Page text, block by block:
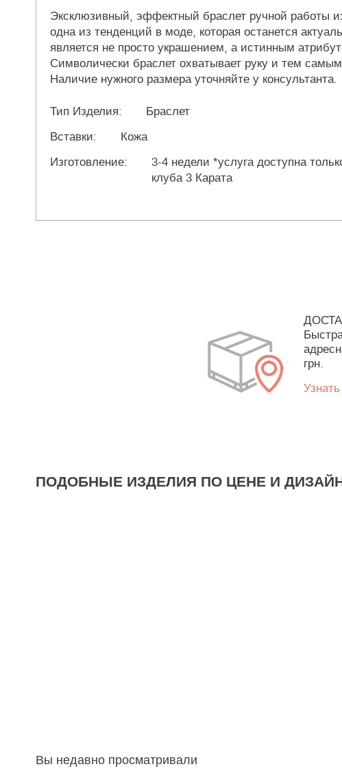
Эксклюзивный, эффектный браслет ручной работы
одна из тенденций в моде, которая останется
является не просто украшением, а истинным
Символически браслет охватывает руку и тем
Наличие нужного размера уточняйте у консультанта.
Тип Изделия: Браслет
Вставки:
Кожа
Изготовление:
3-4 недели *услуга доступна
клуба 3 Карата
грн.
ПОДОБНЫЕ ИЗДЕЛИЯ ПО ЦЕНЕ И
Вы недавно просматривали